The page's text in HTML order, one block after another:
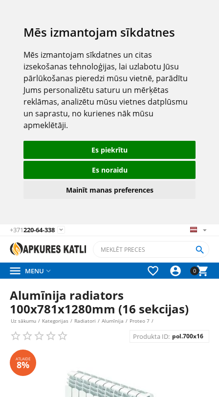
Mēs izmantojam sīkdatnes
Mēs izmantojam sīkdatnes un citas
izsekošanas tehnoloģijas, lai uzlabotu Jūsu
pārlūkošanas pieredzi mūsu vietnē, parādītu
Jums personalizētu saturu un mērķētas
reklāmas, analizētu mūsu vietnes datplūsmu
un saprastu, no kurienes nāk mūsu
apmeklētāji.
Es piekrītu
Es noraidu
Mainīt manas preferences
+371220-64-338 
0



 MENU 
Alumīnija radiators
100x781x1280mm (16 sekcijas)
Uz sākumu / Kategorijas / Radiatori / Alumīnija / Proteo 7 /
Produkta ID: pol.700x16
ATLAIDE
8%